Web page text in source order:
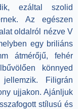
ezáltal szolid
Az egészen
oldalról nézve V
egy briliáns
átmérőjű, fehér
könnyed
Filigrán
ujjakon. Ajánljuk
stílusú és